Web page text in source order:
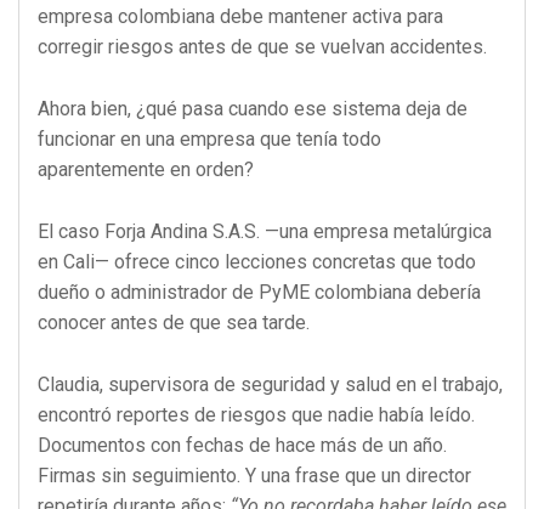
empresa colombiana debe mantener activa para
corregir riesgos antes de que se vuelvan accidentes.
Ahora bien, ¿qué pasa cuando ese sistema deja de
funcionar en una empresa que tenía todo
aparentemente en orden?
El caso Forja Andina S.A.S. —una empresa metalúrgica
en Cali— ofrece cinco lecciones concretas que todo
dueño o administrador de PyME colombiana debería
conocer antes de que sea tarde.
Claudia, supervisora de seguridad y salud en el trabajo,
encontró reportes de riesgos que nadie había leído.
Documentos con fechas de hace más de un año.
Firmas sin seguimiento. Y una frase que un director